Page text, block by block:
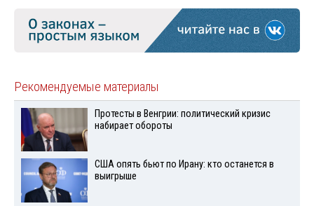
Рекомендуемые материалы
Протесты в Венгрии: политический кризис
набирает обороты
США опять бьют по Ирану: кто останется в
выигрыше